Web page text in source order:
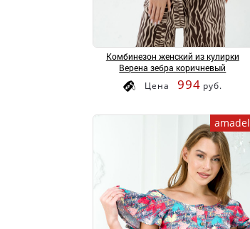
Комбинезон женский из кулирки
Верена зебра коричневый
Цена 994 руб.
amadel